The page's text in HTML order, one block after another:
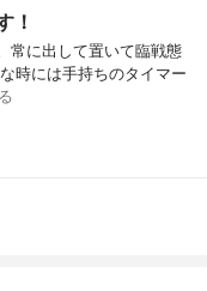
！
常に出して置いて臨戦態
時には手持ちのタイマー